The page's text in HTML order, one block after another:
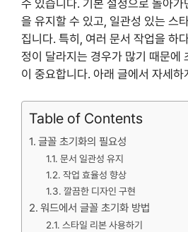
수 있습니다. 기본 설정으로 돌아가
을 유지할 수 있고, 일관성 있는 스
집니다. 특히, 여러 문서 작업을 하
정이 달라지는 경우가 많기 때문에
이 중요합니다. 아래 글에서 자세하
Table of Contents
글꼴 초기화의 필요성
문서 일관성 유지
작업 효율성 향상
깔끔한 디자인 구현
워드에서 글꼴 초기화 방법
스타일 리본 사용하기